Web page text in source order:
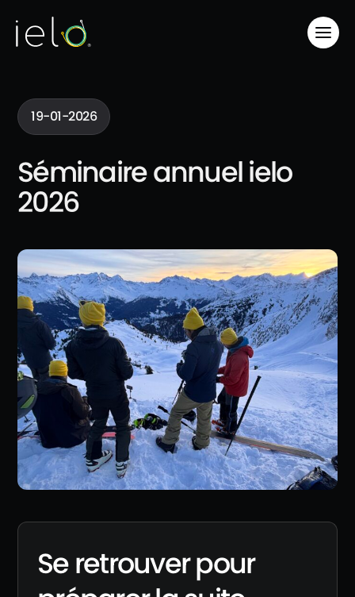
19-01-2026
Séminaire annuel ielo
2026
Se retrouver pour